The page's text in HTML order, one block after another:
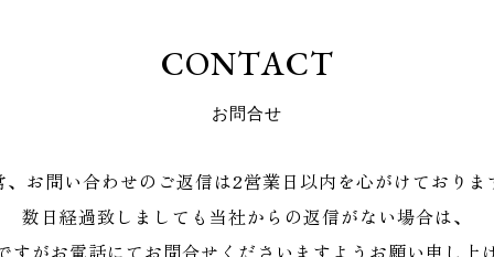
CONTACT
お問合せ
、お問い合わせのご返信は2営業日以内を心がけておりま
数日経過致しましても当社からの返信がない場合は、
すがお電話にてお問合せくださいますようお願い申し上